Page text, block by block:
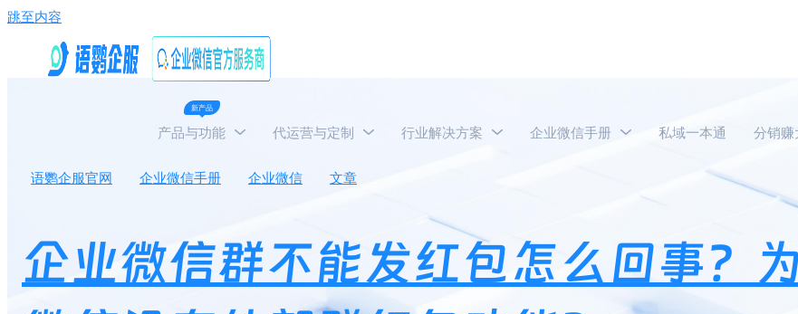
跳至内容
新产品
产品与功能 代运营与定制 行业解决方案 企业微信手册 私域一本通 分销赚
语鹦企服官网 企业微信手册 企业微信 文章 企业微信群不能发红包怎么回事？为什么企业微信没有外部群红包功
企业微信群不能发红包怎么回事？